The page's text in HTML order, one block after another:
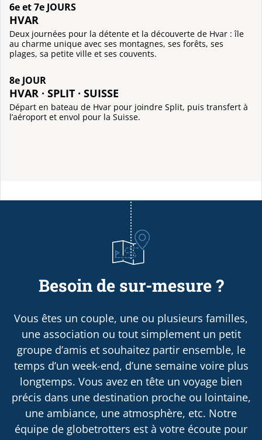
6e et 7e JOURS
HVAR
Deux journées pour la détente et la découverte de Hvar : île
au charme unique avec ses montagnes, ses forêts, ses
plages, sa petite ville et ses couvents.
8e JOUR
HVAR · SPLIT · SUISSE
Départ en bateau de Hvar pour joindre Split, puis transfert à
l’aéroport et envol pour la Suisse.
Besoin de sur-mesure ?
Vous êtes un couple, une ou plusieurs familles,
une association ou tout simplement un petit
groupe d’amis et souhaitez partir ensemble, le
temps d’un week-end, d’une semaine voire plus
longtemps. Vous avez en tête un voyage bien
précis dans une destination proche ou lointaine,
une ambiance, une atmosphère, etc. Notre
équipe de globetrotters est à votre écoute pour